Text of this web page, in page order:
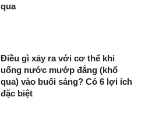
qua
Điều gì xảy ra với cơ thể khi
uống nước mướp đắng (khổ
qua) vào buổi sáng? Có 6 lợi ích
đặc biệt